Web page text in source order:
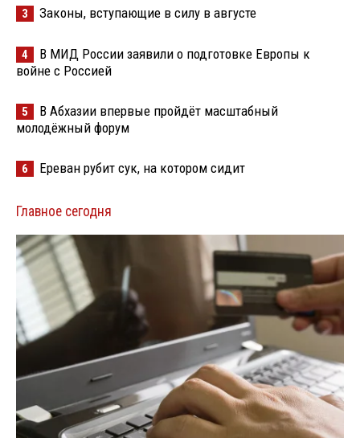
3 Законы, вступающие в силу в августе
4
В МИД России заявили о подготовке Европы к
войне с Россией
5
В Абхазии впервые пройдёт масштабный
молодёжный форум
6 Ереван рубит сук, на котором сидит
Главное сегодня